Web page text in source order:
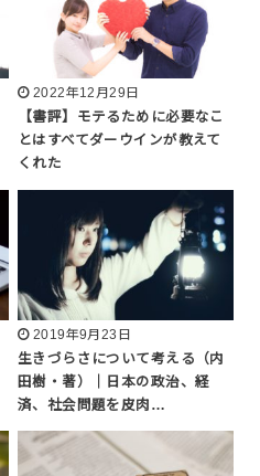
2022年12月29日
【書評】モテるために必要なこ
とはすべてダーウインが教えて
くれた
2019年9月23日
生きづらさについて考える（内
田樹・著）｜日本の政治、経
済、社会問題を皮肉…